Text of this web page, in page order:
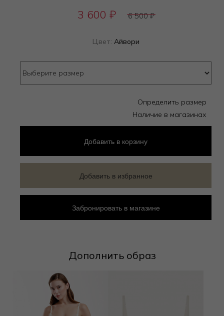
Дополнить образ
3 600 ₽ 6 500₽
Цвет: Айвори
Определить размер
Наличие в магазинах
Добавить в корзину
Добавить в избранное
Забронировать в магазине